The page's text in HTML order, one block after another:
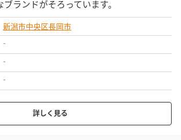
ランドがそろっています。
新潟市中央区長岡市
-
-
-
詳しく見る